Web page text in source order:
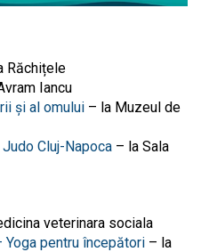
Răchițele
Iancu
și al omului – la Muzeul de
Cluj-Napoca – la Sala
veterinara sociala
pentru începători – la